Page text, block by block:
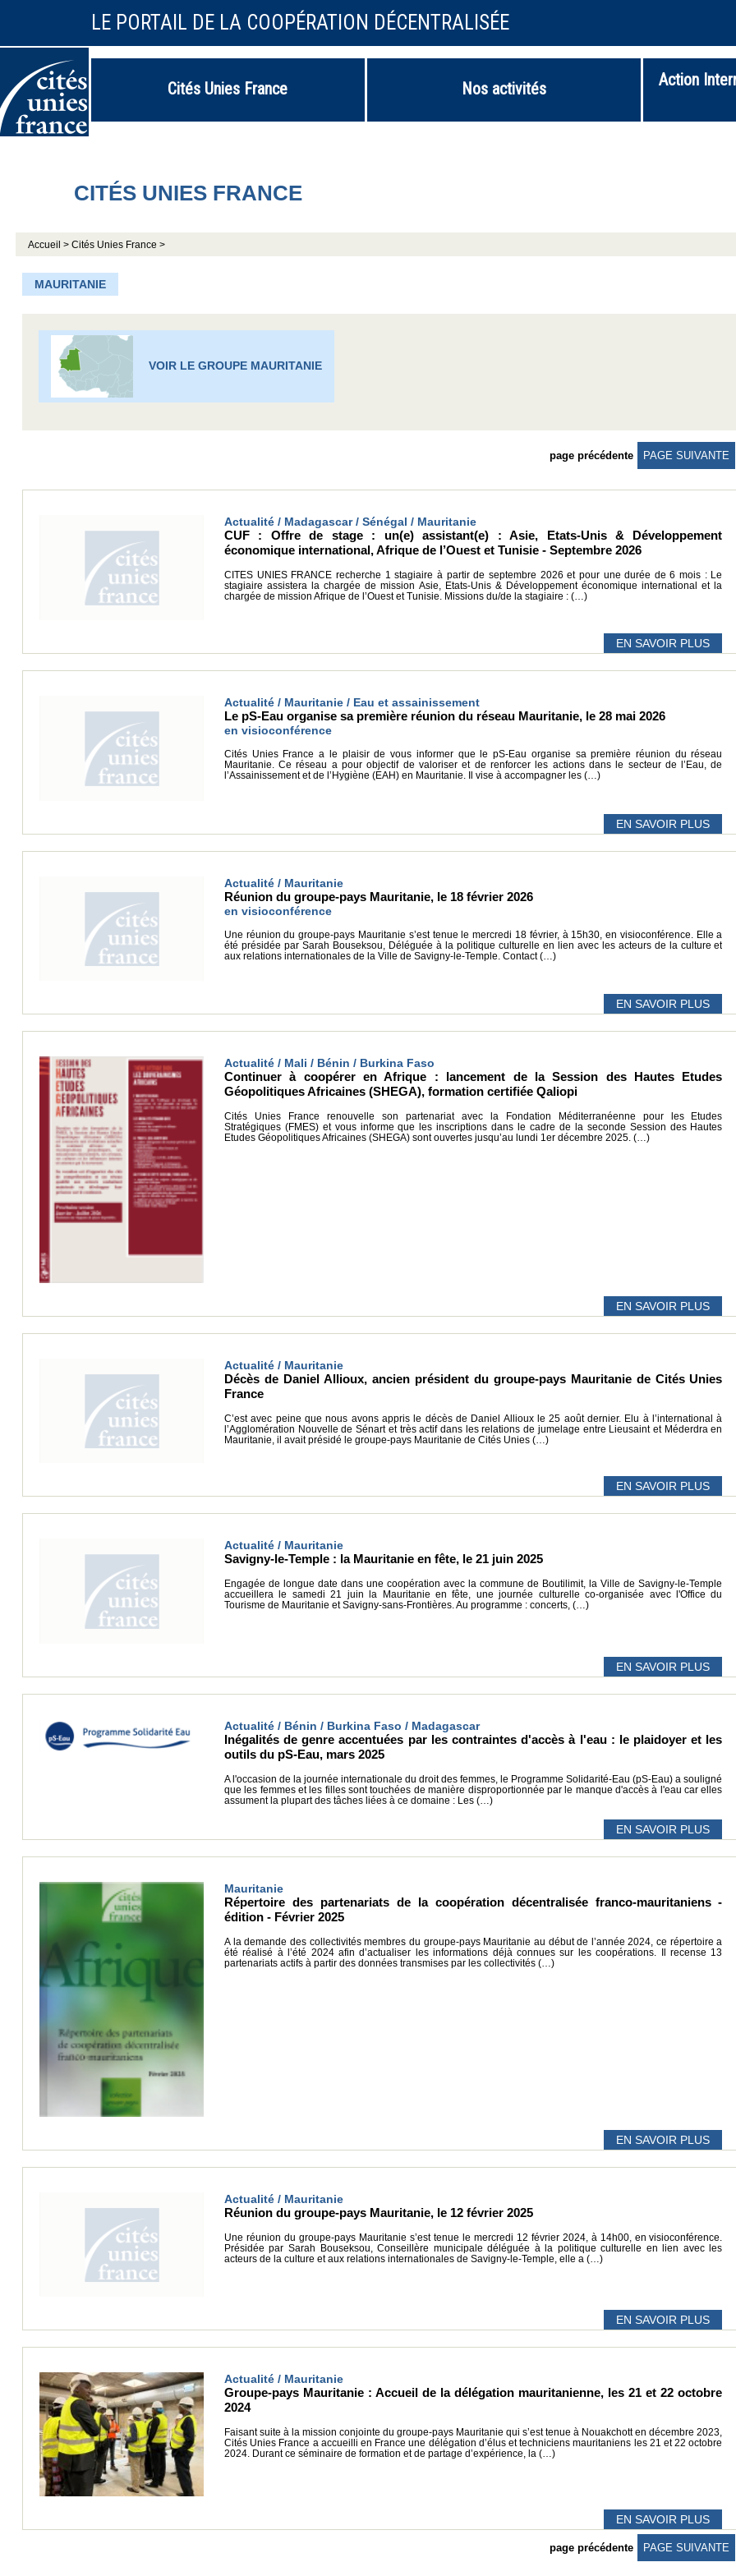
LE PORTAIL DE LA COOPÉRATION DÉCENTRALISÉE
Cités Unies France Nos activités
Action
CITÉS UNIES FRANCE
Accueil > Cités Unies France >
MAURITANIE
VOIR LE GROUPE MAURITANIE
page précédente PAGE SUIVANTE
Actualité / Madagascar / Sénégal / Mauritanie
CUF : Offre de stage : un(e) assistant(e) : Asie, Etats-Unis & Développement
économique international, Afrique de l’Ouest et Tunisie - Septembre 2026
CITES UNIES FRANCE recherche 1 stagiaire à partir de septembre 2026 et pour une durée de 6 mois : Le
stagiaire assistera la chargée de mission Asie, Etats-Unis & Développement économique international et la
chargée de mission Afrique de l’Ouest et Tunisie. Missions du/de la stagiaire : (…)
EN SAVOIR PLUS
Actualité / Mauritanie / Eau et assainissement
Le pS-Eau organise sa première réunion du réseau Mauritanie, le 28 mai 2026
en visioconférence
Cités Unies France a le plaisir de vous informer que le pS-Eau organise sa première réunion du réseau
Mauritanie. Ce réseau a pour objectif de valoriser et de renforcer les actions dans le secteur de l’Eau, de
l’Assainissement et de l’Hygiène (EAH) en Mauritanie. Il vise à accompagner les (…)
EN SAVOIR PLUS
Actualité / Mauritanie
Réunion du groupe-pays Mauritanie, le 18 février 2026
en visioconférence
Une réunion du groupe-pays Mauritanie s’est tenue le mercredi 18 février, à 15h30, en visioconférence. Elle a
été présidée par Sarah Bouseksou, Déléguée à la politique culturelle en lien avec les acteurs de la culture et
aux relations internationales de la Ville de Savigny-le-Temple. Contact (…)
EN SAVOIR PLUS
Actualité / Mali / Bénin / Burkina Faso
Continuer à coopérer en Afrique : lancement de la Session des Hautes Etudes
Géopolitiques Africaines (SHEGA), formation certifiée Qaliopi
Cités Unies France renouvelle son partenariat avec la Fondation Méditerranéenne pour les Etudes
Stratégiques (FMES) et vous informe que les inscriptions dans le cadre de la seconde Session des Hautes
Etudes Géopolitiques Africaines (SHEGA) sont ouvertes jusqu’au lundi 1er décembre 2025. (…)
EN SAVOIR PLUS
Actualité / Mauritanie
Décès de Daniel Allioux, ancien président du groupe-pays Mauritanie de Cités Unies
France
C’est avec peine que nous avons appris le décès de Daniel Allioux le 25 août dernier. Elu à l’international à
l’Agglomération Nouvelle de Sénart et très actif dans les relations de jumelage entre Lieusaint et Méderdra en
Mauritanie, il avait présidé le groupe-pays Mauritanie de Cités Unies (…)
EN SAVOIR PLUS
Actualité / Mauritanie
Savigny-le-Temple : la Mauritanie en fête, le 21 juin 2025
Engagée de longue date dans une coopération avec la commune de Boutilimit, la Ville de Savigny-le-Temple
accueillera le samedi 21 juin la Mauritanie en fête, une journée culturelle co-organisée avec l'Office du
Tourisme de Mauritanie et Savigny-sans-Frontières. Au programme : concerts, (…)
EN SAVOIR PLUS
Actualité / Bénin / Burkina Faso / Madagascar
Inégalités de genre accentuées par les contraintes d'accès à l'eau : le plaidoyer et les
outils du pS-Eau, mars 2025
A l'occasion de la journée internationale du droit des femmes, le Programme Solidarité-Eau (pS-Eau) a souligné
que les femmes et les filles sont touchées de manière disproportionnée par le manque d'accès à l'eau car elles
assument la plupart des tâches liées à ce domaine : Les (…)
EN SAVOIR PLUS
Mauritanie
Répertoire des partenariats de la coopération décentralisée franco-mauritaniens -
édition - Février 2025
A la demande des collectivités membres du groupe-pays Mauritanie au début de l’année 2024, ce répertoire a
été réalisé à l’été 2024 afin d’actualiser les informations déjà connues sur les coopérations. Il recense 13
partenariats actifs à partir des données transmises par les collectivités (…)
EN SAVOIR PLUS
Actualité / Mauritanie
Réunion du groupe-pays Mauritanie, le 12 février 2025
Une réunion du groupe-pays Mauritanie s’est tenue le mercredi 12 février 2024, à 14h00, en visioconférence.
Présidée par Sarah Bouseksou, Conseillère municipale déléguée à la politique culturelle en lien avec les
acteurs de la culture et aux relations internationales de Savigny-le-Temple, elle a (…)
EN SAVOIR PLUS
Actualité / Mauritanie
Groupe-pays Mauritanie : Accueil de la délégation mauritanienne, les 21 et 22 octobre
2024
Faisant suite à la mission conjointe du groupe-pays Mauritanie qui s’est tenue à Nouakchott en décembre 2023,
Cités Unies France a accueilli en France une délégation d’élus et techniciens mauritaniens les 21 et 22 octobre
2024. Durant ce séminaire de formation et de partage d’expérience, la (…)
EN SAVOIR PLUS
page précédente PAGE SUIVANTE